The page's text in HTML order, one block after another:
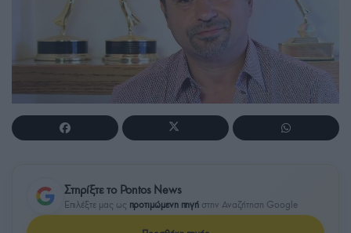
Στηρίξτε το Pontos News
Επιλέξτε μας ως προτιμώμενη πηγή στην Αναζήτηση Google